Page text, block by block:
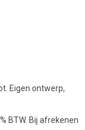
Eigen ontwerp,
BTW. Bij afrekenen